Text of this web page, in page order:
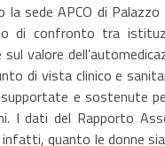
sede APCO di
di confronto tra
valore
di vista clinico e
e sostenute
dati del Rapporto
quanto le donne